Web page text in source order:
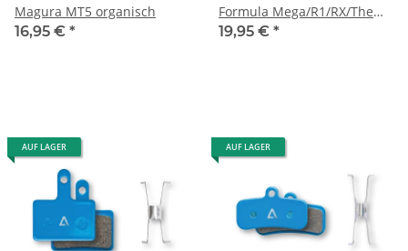
Magura MT5 organisch
16,95 € *
Formula Mega/R1/RX/The
One RO/RC Tune red
19,95 € *
AUF LAGER AUF LAGER